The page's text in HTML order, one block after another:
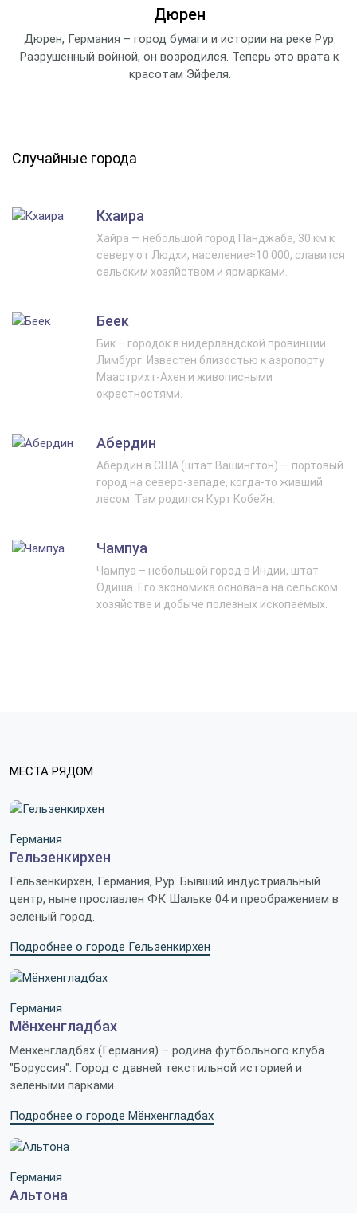
Дюрен
Дюрен, Германия – город бумаги и истории на реке Рур.
Разрушенный войной, он возродился. Теперь это врата к
красотам Эйфеля.
Случайные города
Кхаира
Хайра — небольшой город Панджаба, 30 км к
северу от Людхи, население≈10 000, славится
сельским хозяйством и ярмарками.
Беек
Бик – городок в нидерландской провинции
Лимбург. Известен близостью к аэропорту
Маастрихт-Ахен и живописными
окрестностями.
Абердин
Абердин в США (штат Вашингтон) — портовый
город на северо-западе, когда-то живший
лесом. Там родился Курт Кобейн.
Чампуа
Чампуа – небольшой город в Индии, штат
Одиша. Его экономика основана на сельском
хозяйстве и добыче полезных ископаемых.
МЕСТА РЯДОМ
Германия
Гельзенкирхен
Гельзенкирхен, Германия, Рур. Бывший индустриальный
центр, ныне прославлен ФК Шальке 04 и преображением в
зеленый город.
Подробнее о городе Гельзенкирхен
Германия
Мёнхенгладбах
Мёнхенгладбах (Германия) – родина футбольного клуба
"Боруссия". Город с давней текстильной историей и
зелёными парками.
Подробнее о городе Мёнхенгладбах
Германия
Альтона